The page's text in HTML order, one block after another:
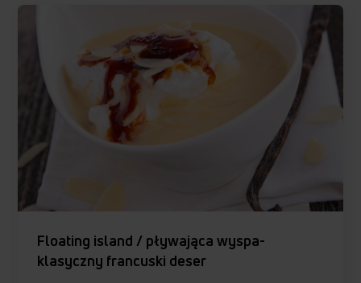
Floating island / pływająca wyspa-
klasyczny francuski deser